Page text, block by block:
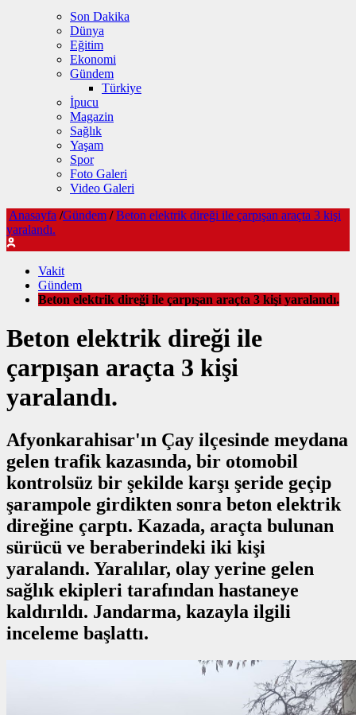
Son Dakika
Dünya
Eğitim
Ekonomi
Gündem
Türkiye
İpucu
Magazin
Sağlık
Yaşam
Spor
Foto Galeri
Video Galeri
Anasayfa /Gündem / Beton elektrik direği ile çarpışan araçta 3 kişi
yaralandı.
Vakit
Gündem
Beton elektrik direği ile çarpışan araçta 3 kişi yaralandı.
Beton elektrik direği ile
çarpışan araçta 3 kişi
yaralandı.
Afyonkarahisar'ın Çay ilçesinde meydana
gelen trafik kazasında, bir otomobil
kontrolsüz bir şekilde karşı şeride geçip
şarampole girdikten sonra beton elektrik
direğine çarptı. Kazada, araçta bulunan
sürücü ve beraberindeki iki kişi
yaralandı. Yaralılar, olay yerine gelen
sağlık ekipleri tarafından hastaneye
kaldırıldı. Jandarma, kazayla ilgili
inceleme başlattı.